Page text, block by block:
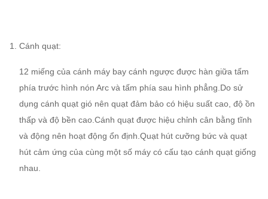
1. Cánh quạt:
12 miếng của cánh máy bay cánh ngược được hàn giữa tấm
phía trước hình nón Arc và tấm phía sau hình phẳng.Do sử
dụng cánh quạt gió nên quạt đảm bảo có hiệu suất cao, độ ồn
thấp và độ bền cao.Cánh quạt được hiệu chỉnh cân bằng tĩnh
và động nên hoạt động ổn định.Quạt hút cưỡng bức và quạt
hút cảm ứng của cùng một số máy có cấu tạo cánh quạt giống
nhau.